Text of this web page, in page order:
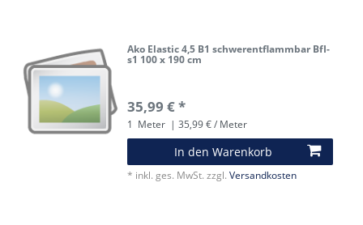
Ako Elastic 4,5 B1 schwerentflammbar BfI-
s1 100 x 190 cm
35,99 € *
1 Meter | 35,99 € / Meter
In den Warenkorb
* inkl. ges. MwSt. zzgl.Versandkosten